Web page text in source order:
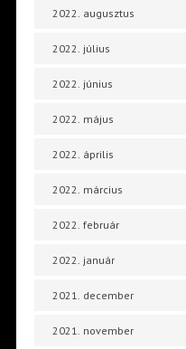
2022. augusztus
2022. július
2022. június
2022. május
2022. április
2022. március
2022. február
2022. január
2021. december
2021. november